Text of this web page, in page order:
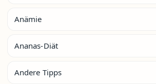
Anämie
Ananas-Diät
Andere Tipps